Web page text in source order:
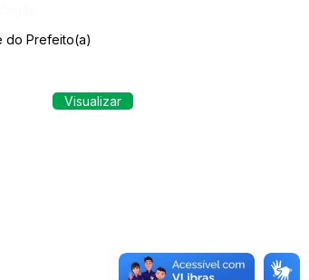
do Prefeito(a)
Visualizar